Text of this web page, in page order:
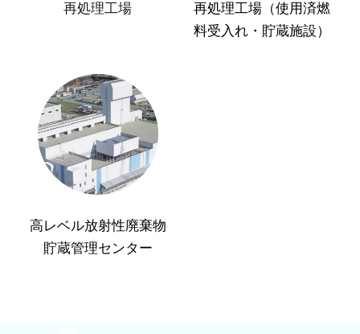
再処理工場
再処理工場（使用済燃
料受入れ・貯蔵施設）
高レベル放射性廃棄物
貯蔵管理センター